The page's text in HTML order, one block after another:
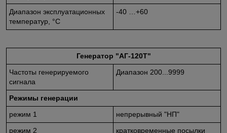
Диапазон эксплуатационных
температур, °С
-40 …+60
Генератор "АГ-120Т"
Частоты генерируемого
сигнала
Диапазон 200...9999
Режимы генерации
режим 1
непрерывный "НП"
режим 2
кратковременные посылки